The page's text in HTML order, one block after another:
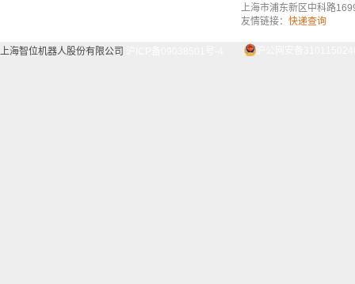
上海市浦东新区中科路
友情链接： 快递查询
上海智位机器人股份有限公司 沪公网安备